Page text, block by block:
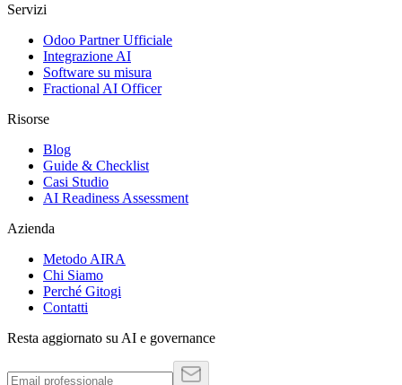
Servizi
Odoo Partner Ufficiale
Integrazione AI
Software su misura
Fractional AI Officer
Risorse
Blog
Guide & Checklist
Casi Studio
AI Readiness Assessment
Azienda
Metodo AIRA
Chi Siamo
Perché Gitogi
Contatti
Resta aggiornato su AI e governance